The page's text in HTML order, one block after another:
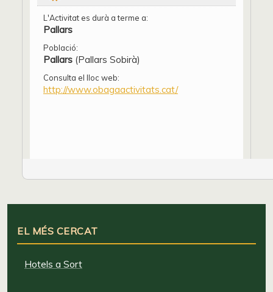
L'Activitat es durà a terme a:
Pallars
Població:
Pallars (Pallars Sobirà)
Consulta el lloc web:
http://www.obagaactivitats.cat/
EL MÉS CERCAT
Hotels a Sort